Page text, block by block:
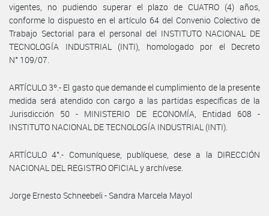
vigentes, no pudiendo superar el plazo de CUATRO (4) años,
conforme lo dispuesto en el artículo 64 del Convenio Colectivo de
Trabajo Sectorial para el personal del INSTITUTO NACIONAL DE
TECNOLOGÍA INDUSTRIAL (INTI), homologado por el Decreto
N° 109/07.
ARTÍCULO 3º.- El gasto que demande el cumplimiento de la presente
medida será atendido con cargo a las partidas específicas de la
Jurisdicción 50 - MINISTERIO DE ECONOMÍA, Entidad 608 -
INSTITUTO NACIONAL DE TECNOLOGÍA INDUSTRIAL (INTI).
ARTÍCULO 4°.- Comuníquese, publíquese, dese a la DIRECCIÓN
NACIONAL DEL REGISTRO OFICIAL y archívese.
Jorge Ernesto Schneebeli - Sandra Marcela Mayol